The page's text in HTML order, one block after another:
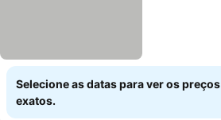
Selecione as datas para ver os preços
exatos.